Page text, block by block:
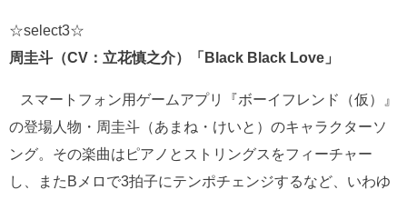
☆select3☆
周圭斗（CV：立花慎之介）「Black Black Love」
スマートフォン用ゲームアプリ『ボーイフレンド（仮）』
の登場人物・周圭斗（あまね・けいと）のキャラクターソ
ング。その楽曲はピアノとストリングスをフィーチャー
し、またBメロで3拍子にテンポチェンジするなど、いわゆ